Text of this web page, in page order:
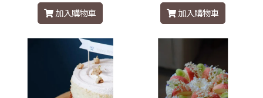
加入購物車 加入購物車